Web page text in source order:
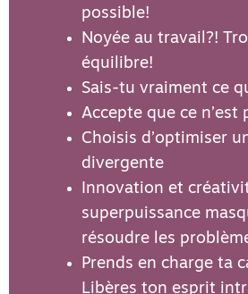
possible!
Noyée au travail?!
équilibre!
Sais-tu vraiment ce
Accepte que ce n’est
Choisis d’optimiser
divergente
Innovation et
superpuissance
résoudre les
Prends en charge ta
Libères ton esprit